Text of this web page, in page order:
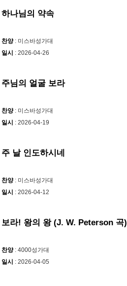
하나님의 약속
찬양: 미스바성가대
일시 : 2026-04-26
주님의 얼굴 보라
찬양: 미스바성가대
일시 : 2026-04-19
주 날 인도하시네
찬양: 미스바성가대
일시 : 2026-04-12
보라! 왕의 왕 (J. W. Peterson 곡)
찬양: 4000성가대
일시 : 2026-04-05